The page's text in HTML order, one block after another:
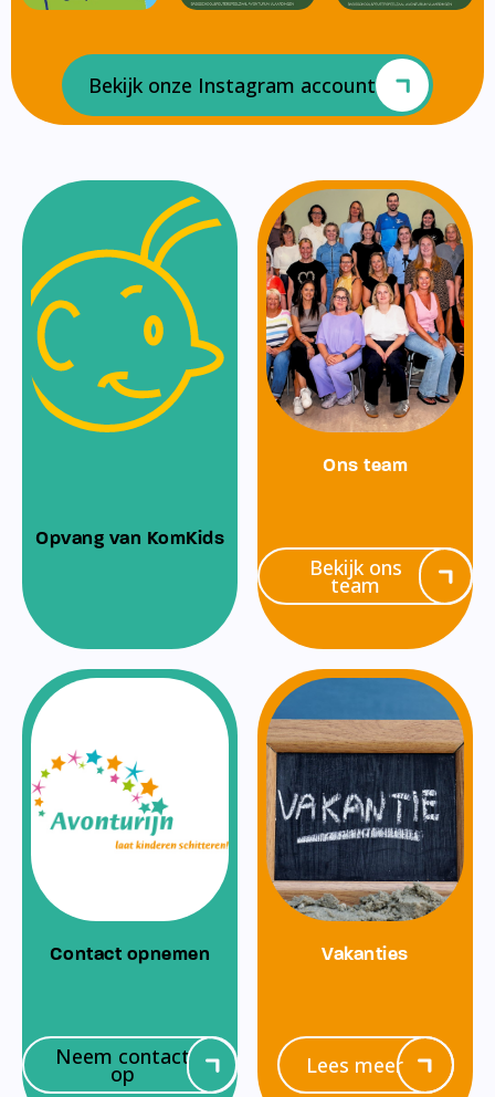
Bekijk onze Instagram account
Opvang van KomKids
Ons team
Bekijk ons
team
Contact opnemen
Neem contact
op
Vakanties
Lees meer